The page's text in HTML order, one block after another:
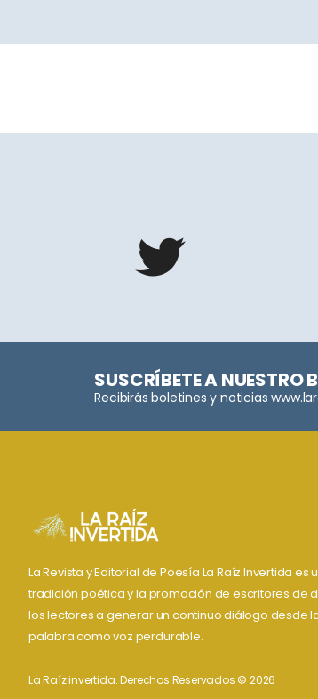
SUSCRÍBETE A NUESTRO
Recibirás boletines y noticias
La Revista y Editorial de Poesía La Raíz Invertida
tradición poética y la promoción de escritores de
los lectores a generar un continuo diálogo desde
palabra como voz perdurable.
La Raíz invertida. Derechos Reservados © 2026